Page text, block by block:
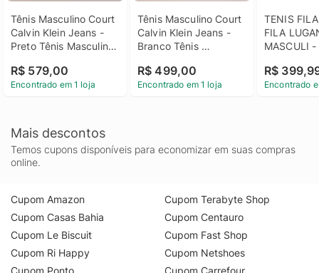
Tênis Masculino Court
Calvin Klein Jeans -
Preto Tênis Masculino
Jeans Preto 40
R$ 579,00
Encontrado em 1 loja
Tênis Masculino Court
Calvin Klein Jeans -
Branco Tênis
Calvin Klein Jeans
Branco 38
R$ 499,00
Encontrado em 1 loja
TENIS
FILA
MASCULI
R$
Encontrado
Mais descontos
Temos cupons disponíveis para economizar em suas compras
online.
Cupom Amazon
Cupom Casas Bahia
Cupom Le Biscuit
Cupom Ri Happy
Cupom Terabyte Shop
Cupom Centauro
Cupom Fast Shop
Cupom Netshoes